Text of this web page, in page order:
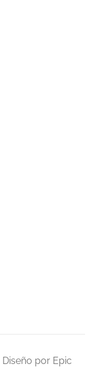
por Epic